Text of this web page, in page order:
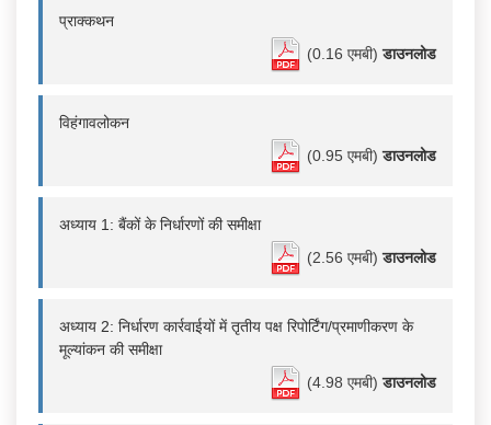
प्राक्कथन
(0.16 एमबी)डाउनलोड
विहंगावलोकन
(0.95 एमबी)डाउनलोड
अध्याय 1: बैंकों के निर्धारणों की समीक्षा
(2.56 एमबी)डाउनलोड
अध्याय 2: निर्धारण कार्रवाईयों में तृतीय पक्ष रिपोर्टिंग/प्रमाणीकरण के
मूल्यांकन की समीक्षा
(4.98 एमबी)डाउनलोड